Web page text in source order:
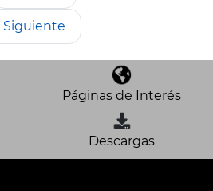
Siguiente
Páginas de Interés
Descargas